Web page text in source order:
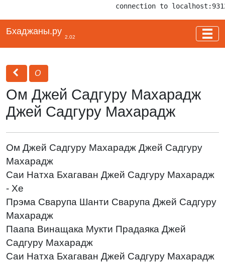
connection to
Бхаджаны.ру
2.02
О
Ом Джей Садгуру Махарадж
Джей Садгуру Махарадж
Ом Джей Садгуру Махарадж Джей Садгуру
Махарадж
Саи Натха Бхагаван Джей Садгуру Махарадж
- Хе
Прэма Сварупа Шанти Сварупа Джей Садгуру
Махарадж
Паапа Винащака Мукти Прадаяка Джей
Садгуру Махарадж
Саи Натха Бхагаван Джей Садгуру Махарадж